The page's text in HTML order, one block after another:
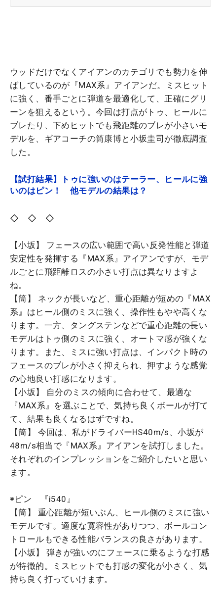
ウッドだけでなくアイアンのカテゴリでも勢力を伸
ばしているのが『MAX系』アイアンだ。ミスヒット
に強く、番手ごとに弾道を最適化して、正確にグリ
ーンを狙えるという。今回は打点がトゥ、ヒールに
ブレたり、下めヒットでも飛距離のブレが小さいモ
デルを、ギアコーチの筒康博と小坂圭司が徹底調査
した。
【試打結果】トゥに強いのはテーラー、ヒールに強
いのはピン！ 他モデルの結果は？
◇ ◇ ◇
【小坂】 フェースの広い範囲で高い反発性能と弾道
安定性を発揮する『MAX系』アイアンですが、モデ
ルごとに飛距離ロスの小さい打点は異なりますよ
ね。
【筒】 ネックが長いなど、重心距離が短めの『MAX
系』はヒール側のミスに強く、操作性もやや高くな
ります。一方、タングステンなどで重心距離の長い
モデルはトゥ側のミスに強く、オートマ感が強くな
ります。また、ミスに強い打点は、インパクト時の
フェースのブレが小さく抑えられ、押すような感覚
の心地良い打感になります。
【小坂】 自分のミスの傾向に合わせて、最適な
『MAX系』を選ぶことで、気持ち良くボールが打て
て、結果も良くなるはずですね。
【筒】 今回は、私がドライバーHS40m/s、小坂が
48m/s相当で『MAX系』アイアンを試打しました。
それぞれのインプレッションをご紹介したいと思い
ます。
◉ピン 『i540』
【筒】 重心距離が短いぶん、ヒール側のミスに強い
モデルです。適度な寛容性がありつつ、ボールコン
トロールもできる性能バランスの良さがあります。
【小坂】 弾きが強いのにフェースに乗るような打感
が特徴的。ミスヒットでも打感の変化が小さく、気
持ち良く打っていけます。